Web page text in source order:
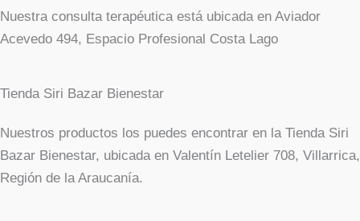
Nuestra consulta terapéutica está ubicada en Aviador
Acevedo 494, Espacio Profesional Costa Lago
Tienda Siri Bazar Bienestar
Nuestros productos los puedes encontrar en la Tienda Siri
Bazar Bienestar, ubicada en Valentín Letelier 708, Villarrica,
Región de la Araucanía.